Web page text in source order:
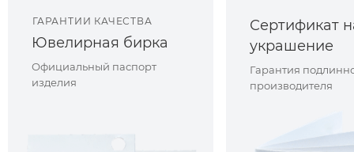
ГАРАНТИИ КАЧЕСТВА
Ювелирная бирка
Официальный паспорт
изделия
Сертификат
украшение
Гарантия
производителя